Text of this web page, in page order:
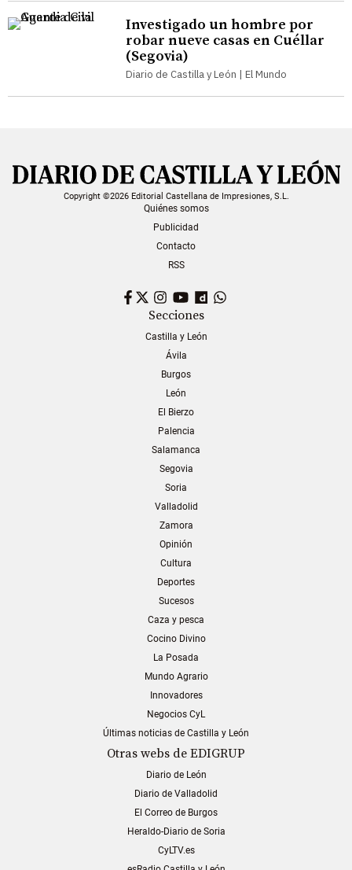
Investigado un hombre por
robar nueve casas en Cuéllar
(Segovia)
Diario de Castilla y León | El Mundo
Copyright ©2026 Editorial Castellana de Impresiones, S.L.
Quiénes somos
Publicidad
Contacto
RSS
Facebook
TwitterInstagram
YouTubeDailymotion
Secciones
Castilla y León
Ávila
Burgos
León
El Bierzo
Palencia
Salamanca
Segovia
Soria
Valladolid
Zamora
Opinión
Cultura
Deportes
Sucesos
Caza y pesca
Cocino Divino
La Posada
Mundo Agrario
Innovadores
Negocios CyL
Últimas noticias de Castilla y León
Otras webs de EDIGRUP
Diario de León
Diario de Valladolid
El Correo de Burgos
Heraldo-Diario de Soria
CyLTV.es